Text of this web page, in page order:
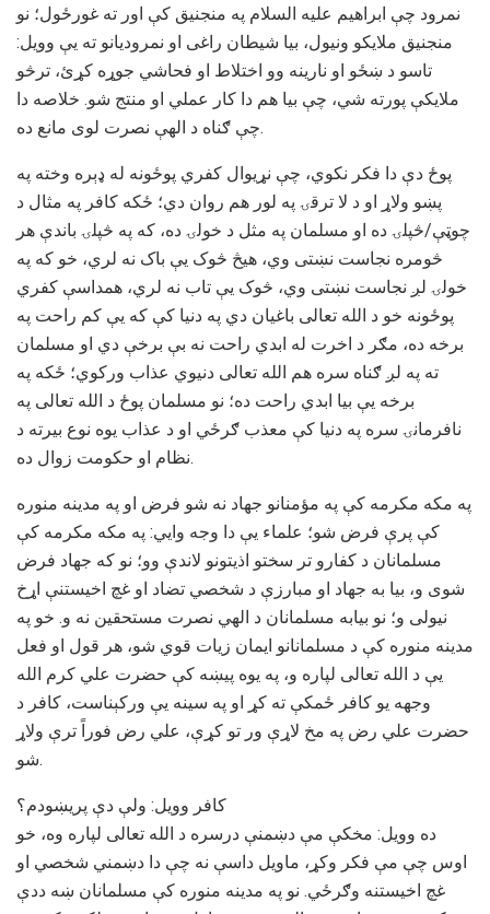
نمرود چې ابراهيم عليه السلام په منجنيق کې اور ته غورځول؛ نو
منجنيق ملایکو ونيول، بيا شيطان راغی او نمروديانو ته يې وويل:
تاسو د ښځو او نارينه وو اختلاط او فحاشي جوړه کړئ، ترڅو
ملايکې پورته شي، چې بیا هم دا کار عملي او منتج شو. خلاصه دا
چې ګناه د الهې نصرت لوی مانع ده.
پوځ دې دا فکر نکوي، چې نړیوال کفري پوځونه له ډېره وخته په
پښو ولاړ او د لا ترقۍ په لور هم روان دي؛ ځکه کافر په مثال د
چوټې/څپلۍ ده او مسلمان په مثل د خولۍ ده، که په څپلۍ باندې هر
څومره نجاست نښتی وي، هیڅ څوک يې باک نه لري، خو که په
خولۍ لږ نجاست نښتی وي، څوک يې تاب نه لري، همداسې کفري
پوځونه خو د الله تعالی باغيان دي په دنیا کې که يې کم راحت په
برخه ده، مګر د اخرت له ابدي راحت نه بې برخې دي او مسلمان
ته په لږ ګناه سره هم الله تعالی دنیوي عذاب ورکوي؛ ځکه په
برخه يې بيا ابدي راحت ده؛ نو مسلمان پوځ د الله تعالی په
نافرمانۍ سره په دنيا کې معذب ګرځي او د عذاب يوه نوع بیرته د
نظام او حکومت زوال ده.
په مکه مکرمه کې په مؤمنانو جهاد نه شو فرض او په مدينه منوره
کې پرې فرض شو؛ علماء يې دا وجه وايي: په مکه مکرمه کې
مسلمانان د کفارو تر سختو اذيتونو لاندې وو؛ نو که جهاد فرض
شوی و، بيا به جهاد او مبارزې د شخصي تضاد او غچ اخيستنې اړخ
نيولی و؛ نو بيابه مسلمانان د الهي نصرت مستحقين نه و. خو په
مدينه منوره کې د مسلمانانو ايمان زيات قوي شو، هر قول او فعل
يې د الله تعالی لپاره و، په يوه پيښه کې حضرت علي کرم الله
وجهه يو کافر ځمکې ته کړ او په سینه يې ورکېناست، کافر د
حضرت علي رض په مخ لاړې ور تو کړې، علي رض فوراً ترې ولاړ
شو.
کافر وويل: ولې دې پريښودم؟
ده وویل: مخکې مې دښمنې درسره د الله تعالی لپاره وه، خو
اوس چې مې فکر وکړ، ماويل داسې نه چې دا دښمني شخصي او
غچ اخيستنه وګرځي. نو په مدينه منوره کې مسلمانان ښه ددې